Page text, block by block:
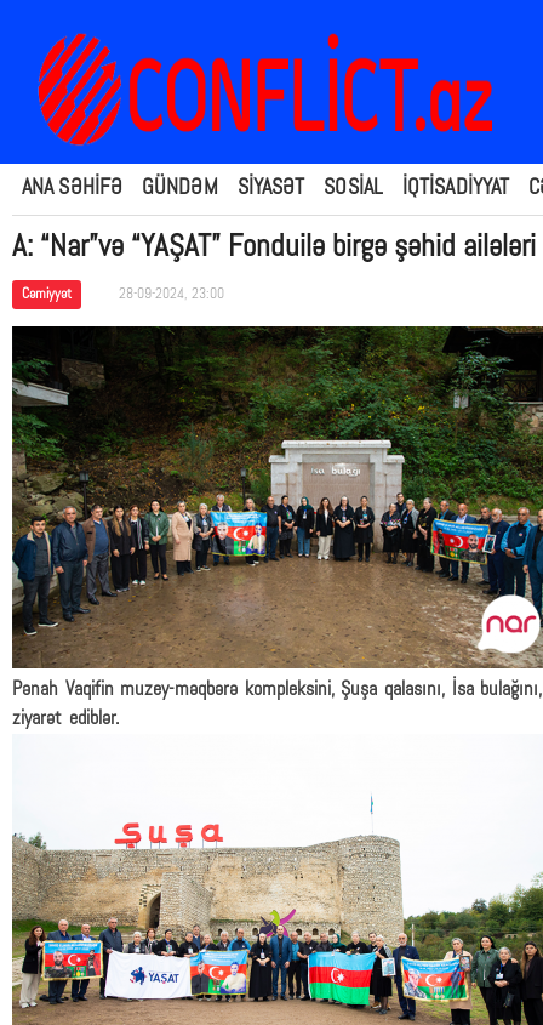
ANA SƏHİFƏ GÜNDƏM SİYASƏT SOSİAL İQTİSADİYYAT
A: “Nar”və “YAŞAT” Fonduilə birgə şəhid
Cəmiyyət 28-09-2024, 23:00
Pənah Vaqifin muzey-məqbərə kompleksini, Şuşa qalasını, İsa
ziyarət ediblər.